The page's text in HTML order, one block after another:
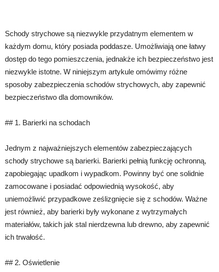
Schody strychowe są niezwykle przydatnym elementem w
każdym domu, który posiada poddasze. Umożliwiają one łatwy
dostęp do tego pomieszczenia, jednakże ich bezpieczeństwo jest
niezwykle istotne. W niniejszym artykule omówimy różne
sposoby zabezpieczenia schodów strychowych, aby zapewnić
bezpieczeństwo dla domowników.
## 1. Barierki na schodach
Jednym z najważniejszych elementów zabezpieczających
schody strychowe są barierki. Barierki pełnią funkcję ochronną,
zapobiegając upadkom i wypadkom. Powinny być one solidnie
zamocowane i posiadać odpowiednią wysokość, aby
uniemożliwić przypadkowe ześlizgnięcie się z schodów. Ważne
jest również, aby barierki były wykonane z wytrzymałych
materiałów, takich jak stal nierdzewna lub drewno, aby zapewnić
ich trwałość.
## 2. Oświetlenie